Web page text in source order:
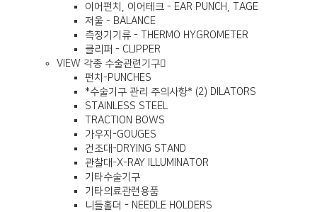
이어펀치, 이어테크 - EAR PUNCH, TAGE
저울 - BALANCE
측정기기류 - THERMO HYGROMETER
클리퍼 - CLIPPER
VIEW 각종 수술관련기구
펀치-PUNCHES
*수술기구 관리 주의사항* (2) DILATORS
STAINLESS STEEL
TRACTION BOWS
가우지-GOUGES
건조대-DRYING STAND
관찰대-X-RAY ILLUMINATOR
기타수술기구
기타의료관련용품
니들홀더 - NEEDLE HOLDERS